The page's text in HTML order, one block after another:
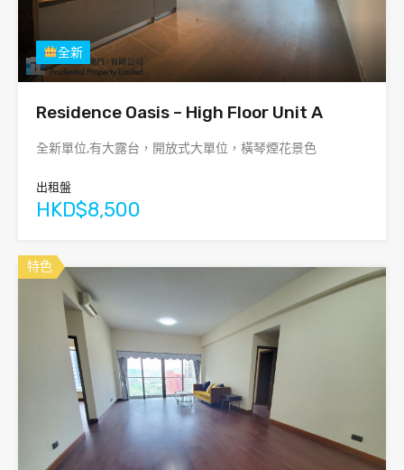
全新
Residence Oasis – High Floor Unit A
全新單位,有大露台，開放式大單位，橫琴煙花景色
出租盤
HKD$8,500
特色